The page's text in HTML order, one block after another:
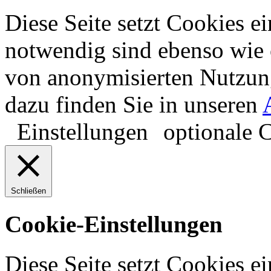
Diese Seite setzt Cookies
notwendig sind ebenso
von anonymisierten
dazu finden Sie in unseren
Einstellungen
optionale
Schließen
Cookie-Einstellungen
Diese Seite setzt Cookies